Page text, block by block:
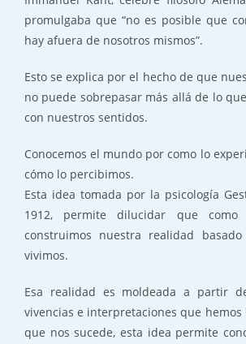
promulgaba que “no es posible que
hay afuera de nosotros mismos”.
Esto se explica por el hecho de que
no puede sobrepasar más allá de lo
con nuestros sentidos.
Conocemos el mundo por como lo
cómo lo percibimos.
Esta idea tomada por la psicología
1912, permite dilucidar que como
construimos nuestra realidad
vivimos.
Esa realidad es moldeada a partir
vivencias e interpretaciones que
que nos sucede, esta idea permite